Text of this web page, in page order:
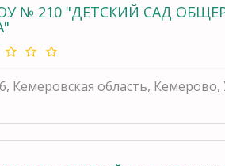
№ 210 "ДЕТСКИЙ САД
Кемеровская область,